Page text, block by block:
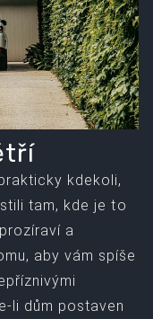
kdekoli,
tam, kde je to
a
aby vám spíše
li dům postaven